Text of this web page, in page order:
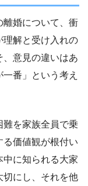
離婚について、衝
理解と受け入れの
意見の違いはあ
番」という考え
難を家族全員で乗
る価値観が根付い
中に知られる大家
切にし、それを他